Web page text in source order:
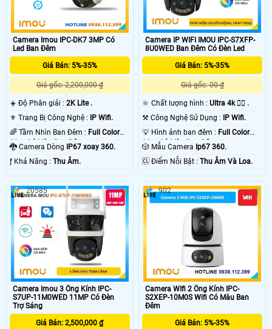
Camera Imou IPC-DK7 3MP Có
Led Ban Đêm
Giá Bán: 5%-35%
Giá gốc: 2,200,000 ₫
☀️ Độ Phân giải : 2K Lite .
⚜️ Trang Bị Công Nghệ :
IP Wifi.
🌈 Tầm Nhìn Ban Đêm : Full Color
20m Có Màu Ban Ðêm.
🐉️ Camera Dòng
IP67 xoay 360.
️ƒ Khả Năng : Thu Âm.
Camera IP WIFI IMOU IPC-S7XFP-
8U0WED Ban Đêm Có Đèn Led
Giá Bán: 5%-35%
Giá gốc: 00 ₫
🔆 Chất lượng hình :Ultra 4k 👍🏾 .
⚒ Công Nghệ Sử Dụng :
IP Wifi.
💡 Hình ảnh ban đêm : Full Color
30m Có Màu Ban Ðêm.
🎲 Mẫu Camera Ip67 360.
️🆑 Điểm Nỗi Bật :Thu Âm Và Loa.
Camera Imou 3 Ống Kính IPC-
S7UP-11M0WED 11MP Có Đèn
Trợ Sáng
Giá Bán: 2,500,000 ₫
20585
Camera WIfi 2 Ống Kính IPC-
S2XEP-10M0S Wifi Có Màu Ban
Đêm
Giá Bán: 5%-35%
902